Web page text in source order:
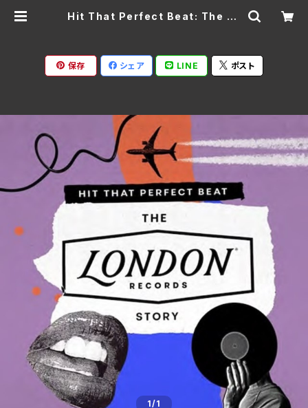
Hit That Perfect Beat: The Lo
保存 シェア LINE ポスト
1/1